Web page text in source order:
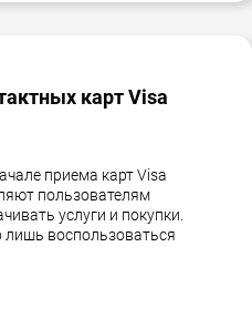
карт Visa
приема карт Visa
пользователям
услуги и покупки.
воспользоваться